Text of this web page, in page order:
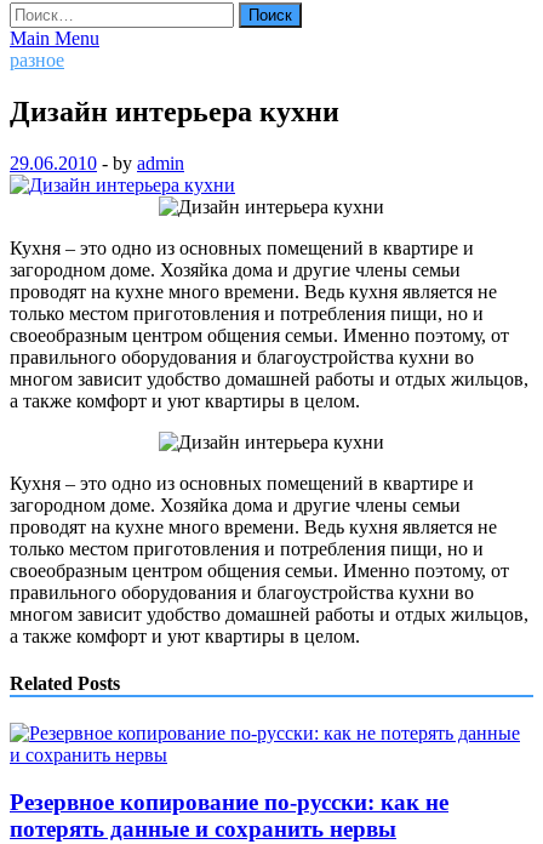
Найти:
Main Menu
разное
Дизайн интерьера кухни
29.06.2010 - by admin
Кухня – это одно из основных помещений в квартире и
загородном доме. Хозяйка дома и другие члены семьи
проводят на кухне много времени. Ведь кухня является не
только местом приготовления и потребления пищи, но и
своеобразным центром общения семьи. Именно поэтому, от
правильного оборудования и благоустройства кухни во
многом зависит удобство домашней работы и отдых жильцов,
а также комфорт и уют квартиры в целом.
Кухня – это одно из основных помещений в квартире и
загородном доме. Хозяйка дома и другие члены семьи
проводят на кухне много времени. Ведь кухня является не
только местом приготовления и потребления пищи, но и
своеобразным центром общения семьи. Именно поэтому, от
правильного оборудования и благоустройства кухни во
многом зависит удобство домашней работы и отдых жильцов,
а также комфорт и уют квартиры в целом.
Related Posts
Резервное копирование по-русски: как не
потерять данные и сохранить нервы